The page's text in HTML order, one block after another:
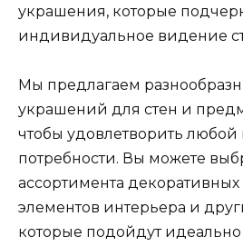
украшения, которые
индивидуальное видение
Мы предлагаем
украшений для стен и
чтобы удовлетворить любой
потребности. Вы можете
ассортимента
элементов интерьера и
которые подойдут